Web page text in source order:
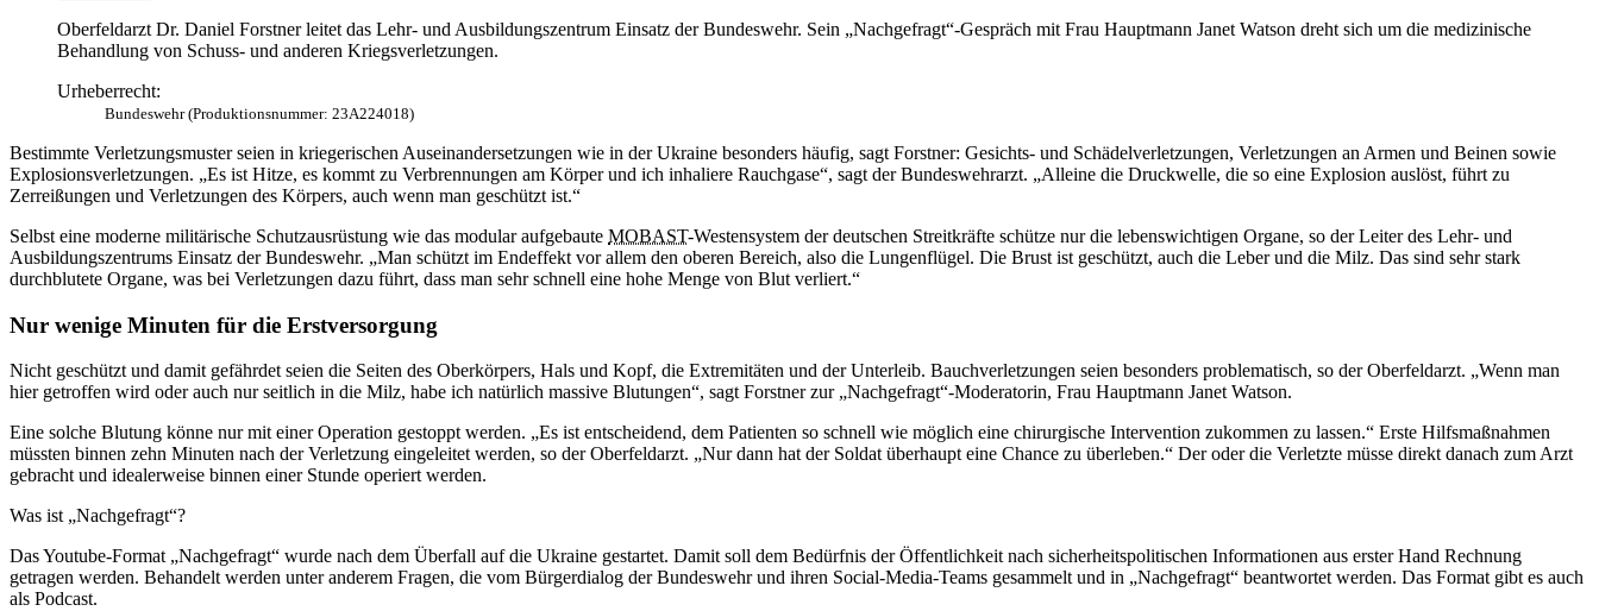
Oberfeldarzt Dr. Daniel Forstner leitet das Lehr- und Ausbildungszentrum Einsatz der Bundeswehr. Sein „Nachgefragt“-Gespräch mit Frau Hauptmann Janet Watson dreht sich um die medizinische
Behandlung von Schuss- und anderen Kriegsverletzungen.
Urheberrecht:
Bundeswehr (Produktionsnummer: 23A224018)
Bestimmte Verletzungsmuster seien in kriegerischen Auseinandersetzungen wie in der Ukraine besonders häufig, sagt Forstner: Gesichts- und Schädelverletzungen, Verletzungen an Armen und Beinen sowie
Explosionsverletzungen. „Es ist Hitze, es kommt zu Verbrennungen am Körper und ich inhaliere Rauchgase“, sagt der Bundeswehrarzt. „Alleine die Druckwelle, die so eine Explosion auslöst, führt zu
Zerreißungen und Verletzungen des Körpers, auch wenn man geschützt ist.“
Selbst eine moderne militärische Schutzausrüstung wie das modular aufgebaute MOBAST-Westensystem der deutschen Streitkräfte schütze nur die lebenswichtigen Organe, so der Leiter des Lehr- und
Ausbildungszentrums Einsatz der Bundeswehr. „Man schützt im Endeffekt vor allem den oberen Bereich, also die Lungenflügel. Die Brust ist geschützt, auch die Leber und die Milz. Das sind sehr stark
durchblutete Organe, was bei Verletzungen dazu führt, dass man sehr schnell eine hohe Menge von Blut verliert.“
Nur wenige Minuten für die Erstversorgung
Nicht geschützt und damit gefährdet seien die Seiten des Oberkörpers, Hals und Kopf, die Extremitäten und der Unterleib. Bauchverletzungen seien besonders problematisch, so der Oberfeldarzt. „Wenn man
hier getroffen wird oder auch nur seitlich in die Milz, habe ich natürlich massive Blutungen“, sagt Forstner zur „Nachgefragt“-Moderatorin, Frau Hauptmann Janet Watson.
Eine solche Blutung könne nur mit einer Operation gestoppt werden. „Es ist entscheidend, dem Patienten so schnell wie möglich eine chirurgische Intervention zukommen zu lassen.“ Erste Hilfsmaßnahmen
müssten binnen zehn Minuten nach der Verletzung eingeleitet werden, so der Oberfeldarzt. „Nur dann hat der Soldat überhaupt eine Chance zu überleben.“ Der oder die Verletzte müsse direkt danach zum Arzt
gebracht und idealerweise binnen einer Stunde operiert werden.
Was ist „Nachgefragt“?
Das Youtube-Format „Nachgefragt“ wurde nach dem Überfall auf die Ukraine gestartet. Damit soll dem Bedürfnis der Öffentlichkeit nach sicherheitspolitischen Informationen aus erster Hand Rechnung
getragen werden. Behandelt werden unter anderem Fragen, die vom Bürgerdialog der Bundeswehr und ihren Social-Media-Teams gesammelt und in „Nachgefragt“ beantwortet werden. Das Format gibt es auch
als Podcast.